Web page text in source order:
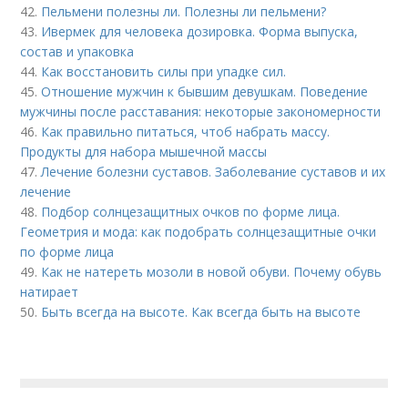
42. Пельмени полезны ли. Полезны ли пельмени?
43. Ивермек для человека дозировка. Форма выпуска,
состав и упаковка
44. Как восстановить силы при упадке сил.
45.Отношение мужчин к бывшим девушкам. Поведение
мужчины после расставания: некоторые закономерности
46. Как правильно питаться, чтоб набрать массу.
Продукты для набора мышечной массы
47.Лечение болезни суставов. Заболевание суставов и их
лечение
48. Подбор солнцезащитных очков по форме лица.
Геометрия и мода: как подобрать солнцезащитные очки
по форме лица
49. Как не натереть мозоли в новой обуви. Почему обувь
натирает
50. Быть всегда на высоте. Как всегда быть на высоте